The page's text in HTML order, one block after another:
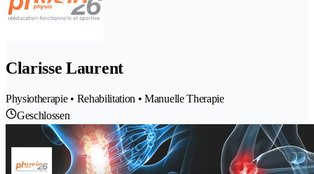
Clarisse Laurent
Physiotherapie • Rehabilitation • Manuelle Therapie
Geschlossen